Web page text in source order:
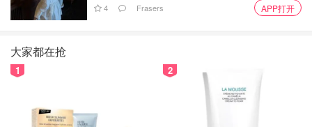
的）。无需带上一个整包。
适温暖。孩子喜爱露营，但与在家相比，更容易弄湿和弄脏
衣物。
带宠物露营
4 Frasers APP打开
大家都在抢
1 2